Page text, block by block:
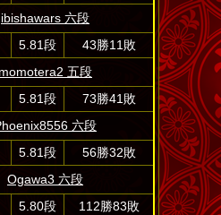
ibishawars 六段
5.81段
43勝11敗
momotera2 五段
5.81段
73勝41敗
六段
5.81段
56勝32敗
Ogawa3 六段
5.80段
112勝83敗